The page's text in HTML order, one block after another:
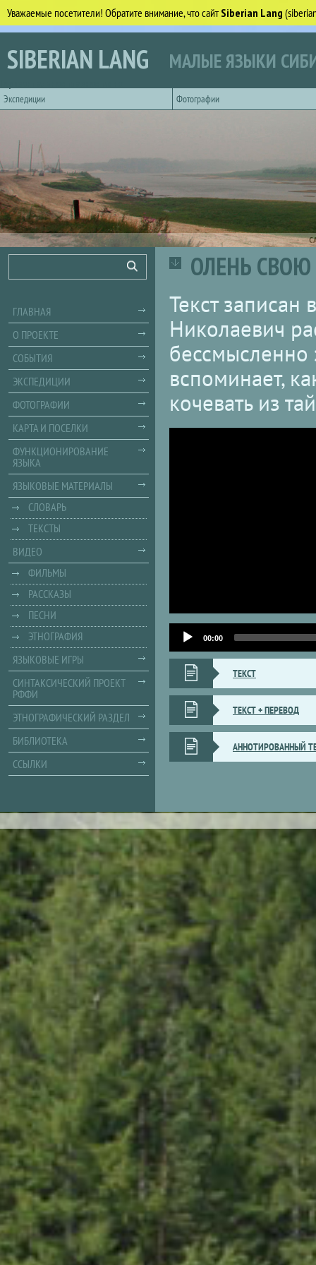
Уважаемые посетители! Обратите внимание, что сайтSiberian Lang
Перейти к основному содержанию
SIBERIAN LANG МАЛЫЕ ЯЗЫКИ
Экспедиции
Фотографии
ОЛЕНЬ СВОЮ
Текст записан
Николаевич
бессмысленно
вспоминает,
кочевать из
Audio
Player
00:00
ТЕКСТ
ТЕКСТ + ПЕРЕВОД
АННОТИРОВАННЫЙ
Поиск
ГЛАВНАЯ
О ПРОЕКТЕ
СОБЫТИЯ
ЭКСПЕДИЦИИ
ФОТОГРАФИИ
КАРТА И ПОСЕЛКИ
ФУНКЦИОНИРОВАНИЕ
ЯЗЫКА
ЯЗЫКОВЫЕ МАТЕРИАЛЫ
СЛОВАРЬ
ТЕКСТЫ
ВИДЕО
ФИЛЬМЫ
РАССКАЗЫ
ПЕСНИ
ЭТНОГРАФИЯ
ЯЗЫКОВЫЕ ИГРЫ
СИНТАКСИЧЕСКИЙ ПРОЕКТ
РФФИ
ЭТНОГРАФИЧЕСКИЙ РАЗДЕЛ
БИБЛИОТЕКА
ССЫЛКИ